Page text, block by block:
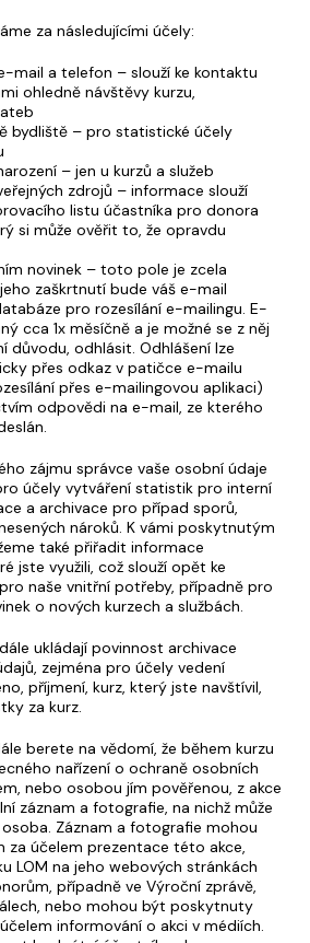
za následujícími účely:
mail a telefon – slouží ke kontaktu
ohledně návštěvy kurzu,
bydliště – pro statistické účely
– jen u kurzů a služeb
zdrojů – informace slouží
listu účastníka pro donora
si může ověřit to, že opravdu
novinek – toto pole je zcela
zaškrtnutí bude váš e-mail
pro rozesílání e-mailingu. E-
cca 1x měsíčně a je možné se z něj
důvodu, odhlásit. Odhlášení lze
přes odkaz v patičce e-mailu
přes e-mailingovou aplikaci)
odpovědi na e-mail, ze kterého
zájmu správce vaše osobní údaje
účely vytváření statistik pro interní
a archivace pro případ sporů,
nároků. K vámi poskytnutým
také přiřadit informace
jste využili, což slouží opět ke
naše vnitřní potřeby, případně pro
o nových kurzech a službách.
ukládají povinnost archivace
zejména pro účely vedení
příjmení, kurz, který jste navštívil,
za kurz.
berete na vědomí, že během kurzu
nařízení o ochraně osobních
nebo osobou jím pověřenou, z akce
záznam a fotografie, na nichž může
Záznam a fotografie mohou
za účelem prezentace této akce,
LOM na jeho webových stránkách
případně ve Výroční zprávě,
nebo mohou být poskytnuty
informování o akci v médiích.